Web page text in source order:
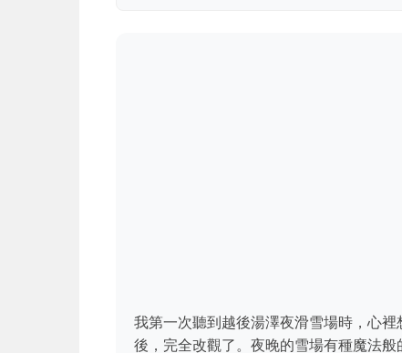
我第一次聽到越後湯澤夜滑雪場時，心
後，完全改觀了。夜晚的雪場有種魔法